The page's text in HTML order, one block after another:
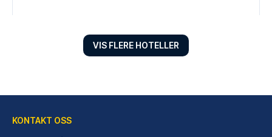
VIS FLERE HOTELLER
KONTAKT OSS